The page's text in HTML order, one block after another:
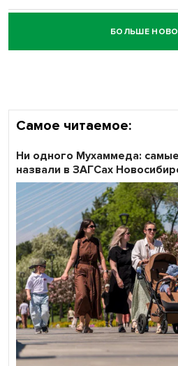
Честный выбор:
объективность результатов
БОЛЬШЕ
Самое читаемое:
Ни одного Мухаммеда:
назвали в ЗАГСах